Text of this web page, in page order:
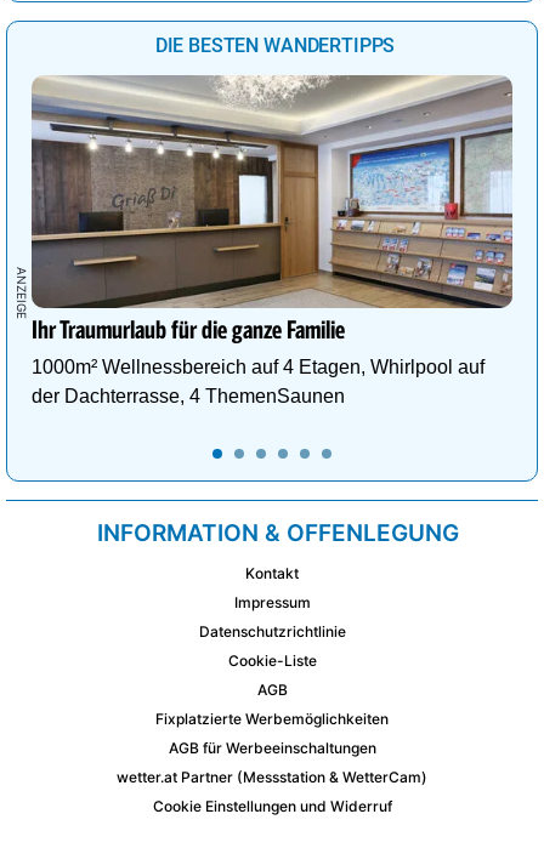
DIE BESTEN WANDERTIPPS
Ihr Traumurlaub für die ganze Familie
1000m² Wellnessbereich auf 4 Etagen, Whirlpool auf
der Dachterrasse, 4 ThemenSaunen
INFORMATION & OFFENLEGUNG
Kontakt
Impressum
Datenschutzrichtlinie
Cookie-Liste
AGB
Fixplatzierte Werbemöglichkeiten
AGB für Werbeeinschaltungen
wetter.at Partner (Messstation & WetterCam)
Cookie Einstellungen und Widerruf